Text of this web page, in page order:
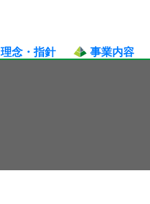
理念・指針 事業内容